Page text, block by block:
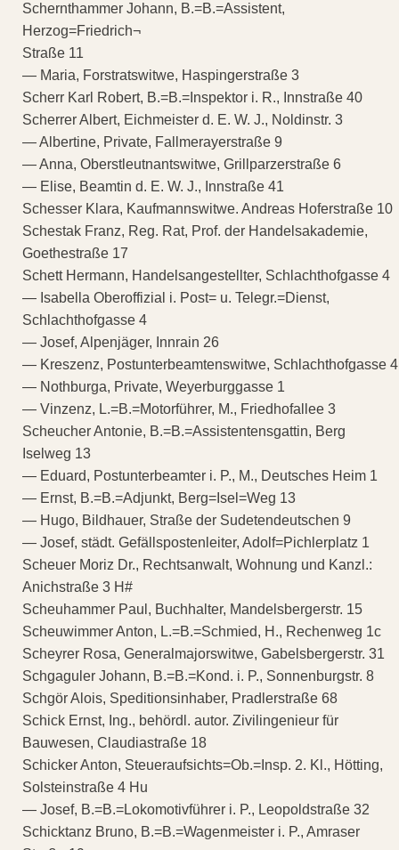
Schernthammer Johann, B.=B.=Assistent,
Herzog=Friedrich¬
Straße 11
— Maria, Forstratswitwe, Haspingerstraße 3
Scherr Karl Robert, B.=B.=Inspektor i. R., Innstraße 40
Scherrer Albert, Eichmeister d. E. W. J., Noldinstr. 3
— Albertine, Private, Fallmerayerstraße 9
— Anna, Oberstleutnantswitwe, Grillparzerstraße 6
— Elise, Beamtin d. E. W. J., Innstraße 41
Schesser Klara, Kaufmannswitwe. Andreas Hoferstraße 10
Schestak Franz, Reg. Rat, Prof. der Handelsakademie,
Goethestraße 17
Schett Hermann, Handelsangestellter, Schlachthofgasse 4
— Isabella Oberoffizial i. Post= u. Telegr.=Dienst,
Schlachthofgasse 4
— Josef, Alpenjäger, Innrain 26
— Kreszenz, Postunterbeamtenswitwe, Schlachthofgasse 4
— Nothburga, Private, Weyerburggasse 1
— Vinzenz, L.=B.=Motorführer, M., Friedhofallee 3
Scheucher Antonie, B.=B.=Assistentensgattin, Berg
Iselweg 13
— Eduard, Postunterbeamter i. P., M., Deutsches Heim 1
— Ernst, B.=B.=Adjunkt, Berg=Isel=Weg 13
— Hugo, Bildhauer, Straße der Sudetendeutschen 9
— Josef, städt. Gefällspostenleiter, Adolf=Pichlerplatz 1
Scheuer Moriz Dr., Rechtsanwalt, Wohnung und Kanzl.:
Anichstraße 3 H#
Scheuhammer Paul, Buchhalter, Mandelsbergerstr. 15
Scheuwimmer Anton, L.=B.=Schmied, H., Rechenweg 1c
Scheyrer Rosa, Generalmajorswitwe, Gabelsbergerstr. 31
Schgaguler Johann, B.=B.=Kond. i. P., Sonnenburgstr. 8
Schgör Alois, Speditionsinhaber, Pradlerstraße 68
Schick Ernst, Ing., behördl. autor. Zivilingenieur für
Bauwesen, Claudiastraße 18
Schicker Anton, Steueraufsichts=Ob.=Insp. 2. Kl., Hötting,
Solsteinstraße 4 Hu
— Josef, B.=B.=Lokomotivführer i. P., Leopoldstraße 32
Schicktanz Bruno, B.=B.=Wagenmeister i. P., Amraser